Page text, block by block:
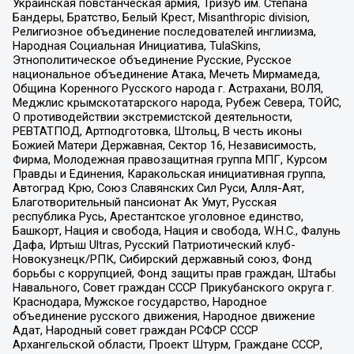
Украинская повстанческая армия, Тризуб им. Степана
Бандеры, Братство, Белый Крест, Misanthropic division,
Религиозное объединение последователей инглиизма,
Народная Социальная Инициатива, TulaSkins,
Этнополитическое объединение Русские, Русское
национальное объединение Атака, Мечеть Мирмамеда,
Община Коренного Русского народа г. Астрахани, ВОЛЯ,
Меджлис крымскотатарского народа, Рубеж Севера, ТОЙС,
О противодействии экстремистской деятельности,
РЕВТАТПОД, Артподготовка, Штольц, В честь иконы
Божией Матери Державная, Сектор 16, Независимость,
Фирма, Молодежная правозащитная группа МПГ, Курсом
Правды и Единения, Каракольская инициативная группа,
Автоград Крю, Союз Славянских Сил Руси, Алля-Аят,
Благотворительный пансионат Ак Умут, Русская
республика Русь, Арестантское уголовное единство,
Башкорт, Нация и свобода, Нация и свобода, W.H.С., Фалунь
Дафа, Иртыш Ultras, Русский Патриотический клуб-
Новокузнецк/РПК, Сибирский державный союз, Фонд
борьбы с коррупцией, Фонд защиты прав граждан, Штабы
Навального, Совет граждан СССР Прикубанского округа г.
Краснодара, Мужское государство, Народное
объединение русского движения, Народное движение
Адат, Народный совет граждан РСФСР СССР
Архангельской области, Проект Штурм, Граждане СССР,